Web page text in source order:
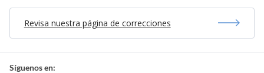
Revisa nuestra página de correcciones
Síguenos en: